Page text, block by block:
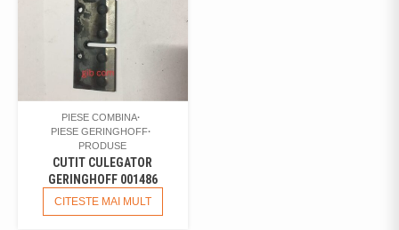
PIESE COMBINA
PIESE GERINGHOFF
PRODUSE
CUTIT CULEGATOR
GERINGHOFF 001486
CITESTE MAI MULT